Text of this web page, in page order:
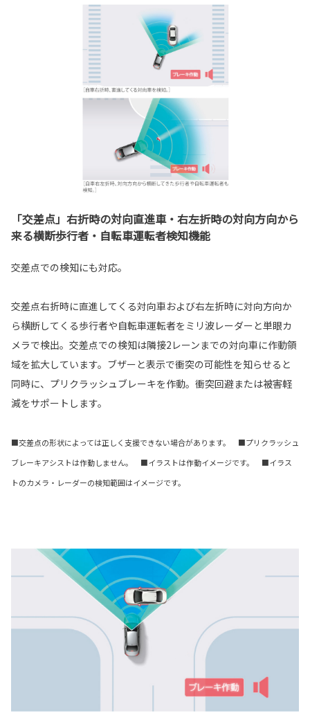
「交差点」右折時の対向直進車・右左折時の対向方向から
来る横断歩行者・自転車運転者検知機能
交差点での検知にも対応。
交差点右折時に直進してくる対向車および右左折時に対向方向か
ら横断してくる歩行者や自転車運転者をミリ波レーダーと単眼カ
メラで検出。交差点での検知は隣接2レーンまでの対向車に作動領
域を拡大しています。ブザーと表示で衝突の可能性を知らせると
同時に、プリクラッシュブレーキを作動。衝突回避または被害軽
減をサポートします。
■交差点の形状によっては正しく支援できない場合があります。 ■プリクラッシュ
ブレーキアシストは作動しません。 ■イラストは作動イメージです。 ■イラス
トのカメラ・レーダーの検知範囲はイメージです。